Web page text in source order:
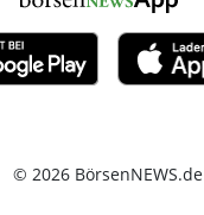
© 2026 BörsenNEWS.de